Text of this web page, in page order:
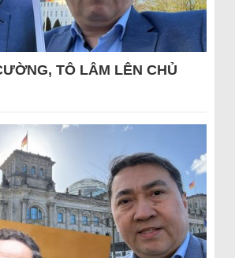
TÔ LÂM LÊN CHỦ